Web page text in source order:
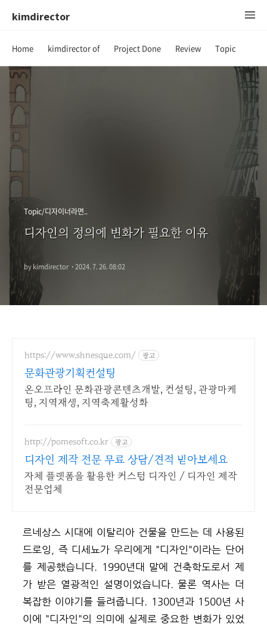
kimdirector
Home kimdirector of Project Done Review Topic
Topic/디자이너라면..
디자인의 정의에 변화가 필요한 이유
by kimdirector ·2024. 7. 26. 08:02
https://www.shnesque.com/ 광고
문화관광기획컨설팅
온오프라인 문화관광콘텐츠개발, 컨설팅, 관광마케
팅, 지역재생, 지역축제활성화
http://pomesoft.co.kr 광고
디자인 제작 전문 무료 상담/견적 받아보세요
자체 플랫폼을 활용한 커스텀 디자인 / 디자인 제작
전문업체
르네상스 시대에 이탈리아 건물을 만드는 데 사용된
드로잉, 즉 디세뇨가 우리에게 "디자인"이라는 단어
를 제공했습니다. 1990년대 말에 건축학도로서 제
가 받은 열광적인 설명이었습니다. 물론 역사는 더
복잡한 이야기를 들려줍니다. 1300년과 1500년 사
이에 "디자인"의 의미에 실제로 중요한 변화가 있었